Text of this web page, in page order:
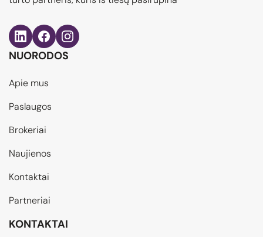
NUORODOS
Apie mus
Paslaugos
Brokeriai
Naujienos
Kontaktai
Partneriai
KONTAKTAI